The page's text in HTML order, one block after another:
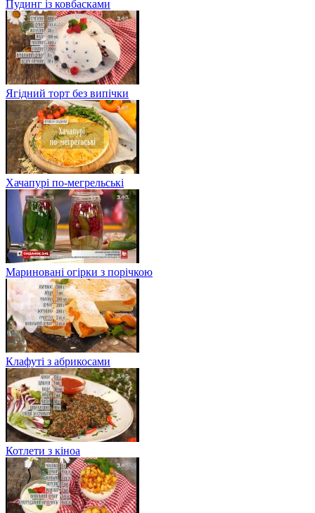
Пудинг із ковбасками
Ягідний торт без випічки
Хачапурі по-мегрельські
Мариновані огірки з порічкою
Клафуті з абрикосами
Котлети з кіноа